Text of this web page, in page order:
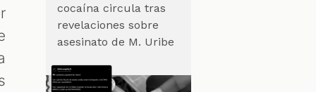
cocaína circula tras
revelaciones sobre
asesinato de M. Uribe